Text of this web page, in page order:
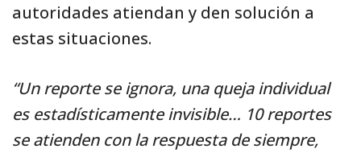
autoridades atiendan y den solución a
estas situaciones.
“Un reporte se ignora, una queja individual
es estadísticamente invisible… 10 reportes
se atienden con la respuesta de siempre,